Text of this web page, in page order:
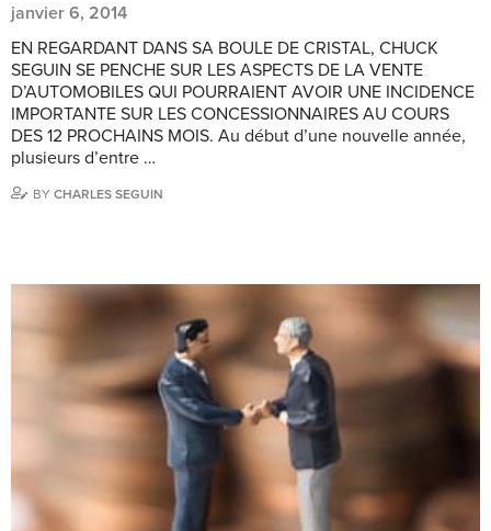
janvier 6, 2014
EN REGARDANT DANS SA BOULE DE CRISTAL, CHUCK
SEGUIN SE PENCHE SUR LES ASPECTS DE LA VENTE
D’AUTOMOBILES QUI POURRAIENT AVOIR UNE INCIDENCE
IMPORTANTE SUR LES CONCESSIONNAIRES AU COURS
DES 12 PROCHAINS MOIS. Au début d’une nouvelle année,
plusieurs d’entre …
BY CHARLES SEGUIN